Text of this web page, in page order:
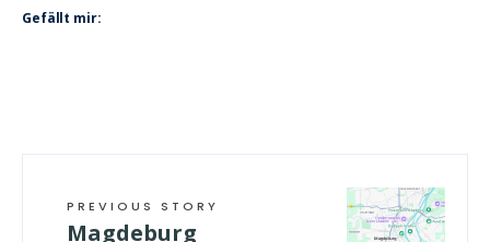
Gefällt mir:
PREVIOUS STORY
Magdeburg